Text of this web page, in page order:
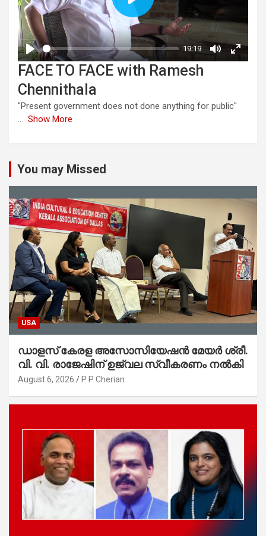
FACE TO FACE with Ramesh
Chennithala
"Present government does not done anything for public"
... Show More
You may Missed
USA
ഡാളസ് കേരള അസോസിയേഷൻ മേയർ ശ്രീ.
വി. വി. രാജേഷിന് ഉജ്വല സ്വീകരണം നൽകി
August 6, 2026 P P Cherian